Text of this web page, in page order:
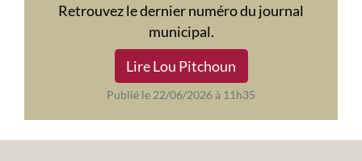
Retrouvez le dernier numéro du journal
municipal.
Lire Lou Pitchoun
Publié le 22/06/2026 à 11h35